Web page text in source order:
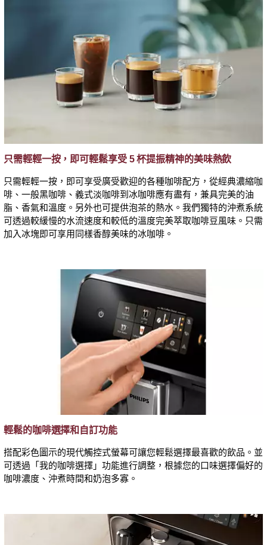
只需輕輕一按，即可輕鬆享受 5 杯提振精神的美味熱飲
只需輕輕一按，即可享受廣受歡迎的各種咖啡配方，從經典濃縮咖
啡、一般黑咖啡、義式淡咖啡到冰咖啡應有盡有，兼具完美的油
脂、香氣和溫度。另外也可提供泡茶的熱水。我們獨特的沖煮系統
可透過較緩慢的水流速度和較低的溫度完美萃取咖啡豆風味。只需
加入冰塊即可享用同樣香醇美味的冰咖啡。
輕鬆的咖啡選擇和自訂功能
搭配彩色圖示的現代觸控式螢幕可讓您輕鬆選擇最喜歡的飲品。並
可透過「我的咖啡選擇」功能進行調整，根據您的口味選擇偏好的
咖啡濃度、沖煮時間和奶泡多寡。